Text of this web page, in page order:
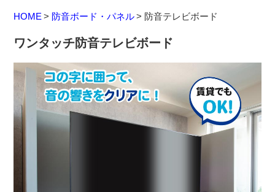
HOME 防音ボード・パネル 防音テレビボード
ワンタッチ防音テレビボード